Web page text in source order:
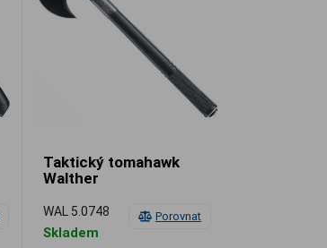
Porovnat
Taktický tomahawk
Walther
WAL 5.0748
Skladem